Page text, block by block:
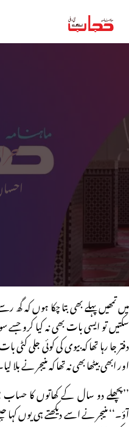
میں تمھیں پہلے بھی بتا چکا ہوں کہ
سکتیں تو ایسی بات بھی نہ کیا کرو
دفتر جا رہا تھا کہ بیوی کی کوئی جلی کٹی
اور ابھی بیٹھا بھی نہ تھا کہ منیجر نے بلا
’’پچھلے دو سال کے کھاتوں کا
آؤ۔‘‘ منیجر نے اسے دیکھتے ہی یوں